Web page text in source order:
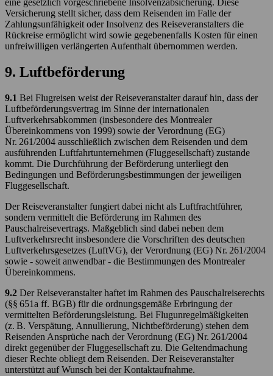
eine gesetzlich vorgeschriebene Insolvenzabsicherung. Diese
Versicherung stellt sicher, dass dem Reisenden im Falle der
Zahlungsunfähigkeit oder Insolvenz des Reiseveranstalters die
Rückreise ermöglicht wird sowie gegebenenfalls Kosten für einen
unfreiwilligen verlängerten Aufenthalt übernommen werden.
9. Luftbeförderung
9.1 Bei Flugreisen weist der Reiseveranstalter darauf hin, dass der
Luftbeförderungsvertrag im Sinne der internationalen
Luftverkehrsabkommen (insbesondere des Montrealer
Übereinkommens von 1999) sowie der Verordnung (EG)
Nr. 261/2004 ausschließlich zwischen dem Reisenden und dem
ausführenden Luftfahrtunternehmen (Fluggesellschaft) zustande
kommt. Die Durchführung der Beförderung unterliegt den
Bedingungen und Beförderungsbestimmungen der jeweiligen
Fluggesellschaft.
Der Reiseveranstalter fungiert dabei nicht als Luftfrachtführer,
sondern vermittelt die Beförderung im Rahmen des
Pauschalreisevertrags. Maßgeblich sind dabei neben dem
Luftverkehrsrecht insbesondere die Vorschriften des deutschen
Luftverkehrsgesetzes (LuftVG), der Verordnung (EG) Nr. 261/2004
sowie - soweit anwendbar - die Bestimmungen des Montrealer
Übereinkommens.
9.2 Der Reiseveranstalter haftet im Rahmen des Pauschalreiserechts
(§§ 651a ff. BGB) für die ordnungsgemäße Erbringung der
vermittelten Beförderungsleistung. Bei Flugunregelmäßigkeiten
(z. B. Verspätung, Annullierung, Nichtbeförderung) stehen dem
Reisenden Ansprüche nach der Verordnung (EG) Nr. 261/2004
direkt gegenüber der Fluggesellschaft zu. Die Geltendmachung
dieser Rechte obliegt dem Reisenden. Der Reiseveranstalter
unterstützt auf Wunsch bei der Kontaktaufnahme.